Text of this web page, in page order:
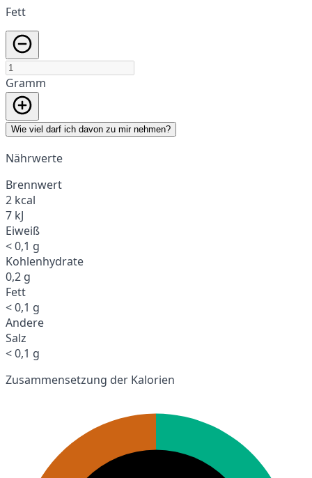
Fett
Gramm
Wie viel darf ich davon zu mir nehmen?
Nährwerte
Brennwert
2 kcal
7 kJ
Eiweiß
< 0,1 g
Kohlenhydrate
0,2 g
Fett
< 0,1 g
Andere
Salz
< 0,1 g
Zusammensetzung der Kalorien